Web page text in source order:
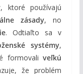
, ktoré používajú
zásady, no
. Odtiaľto sa v
systémy,
formovaliveľkú
že problém